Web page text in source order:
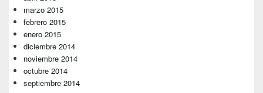
marzo 2015
febrero 2015
enero 2015
diciembre 2014
noviembre 2014
octubre 2014
septiembre 2014